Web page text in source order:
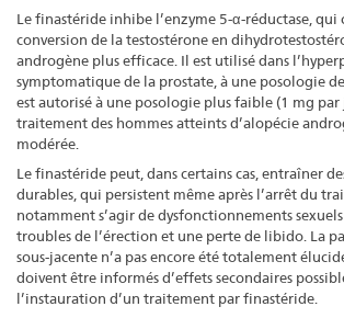
Le finastéride inhibe l’enzyme 5-α-réductase, qui
conversion de la testostérone en
androgène plus efficace. Il est utilisé dans
symptomatique de la prostate, à une posologie
est autorisé à une posologie plus faible (1 mg
traitement des hommes atteints d’alopécie
modérée.
Le finastéride peut, dans certains cas, entraîner
durables, qui persistent même après l’arrêt du
notamment s’agir de dysfonctionnements
troubles de l’érection et une perte de libido. La
sous-jacente n’a pas encore été totalement
doivent être informés d’effets secondaires
l’instauration d’un traitement par finastéride.